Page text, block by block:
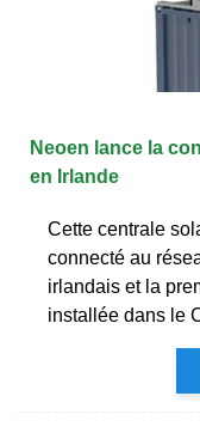
Neoen lance la
en Irlande
Cette centrale
connecté au
irlandais et la
installée dans le